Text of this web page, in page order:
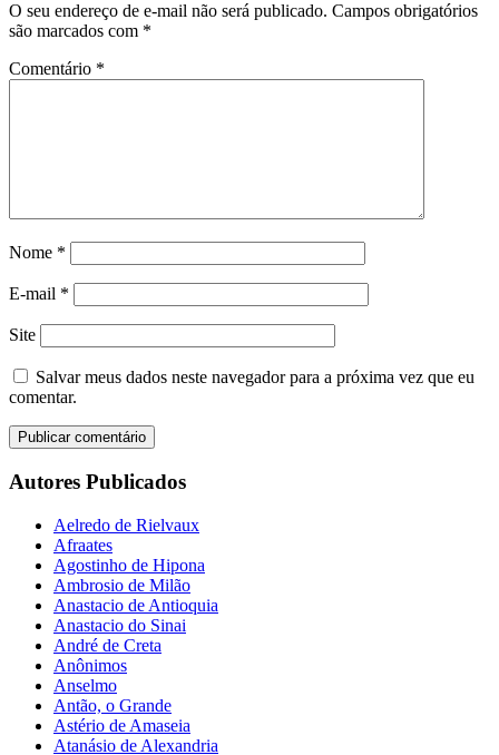
O seu endereço de e-mail não será publicado. Campos obrigatórios
são marcados com *
Comentário *
Nome *
E-mail *
Site
Salvar meus dados neste navegador para a próxima vez que eu
comentar.
Autores Publicados
Aelredo de Rielvaux
Afraates
Agostinho de Hipona
Ambrosio de Milão
Anastacio de Antioquia
Anastacio do Sinai
André de Creta
Anônimos
Anselmo
Antão, o Grande
Astério de Amaseia
Atanásio de Alexandria